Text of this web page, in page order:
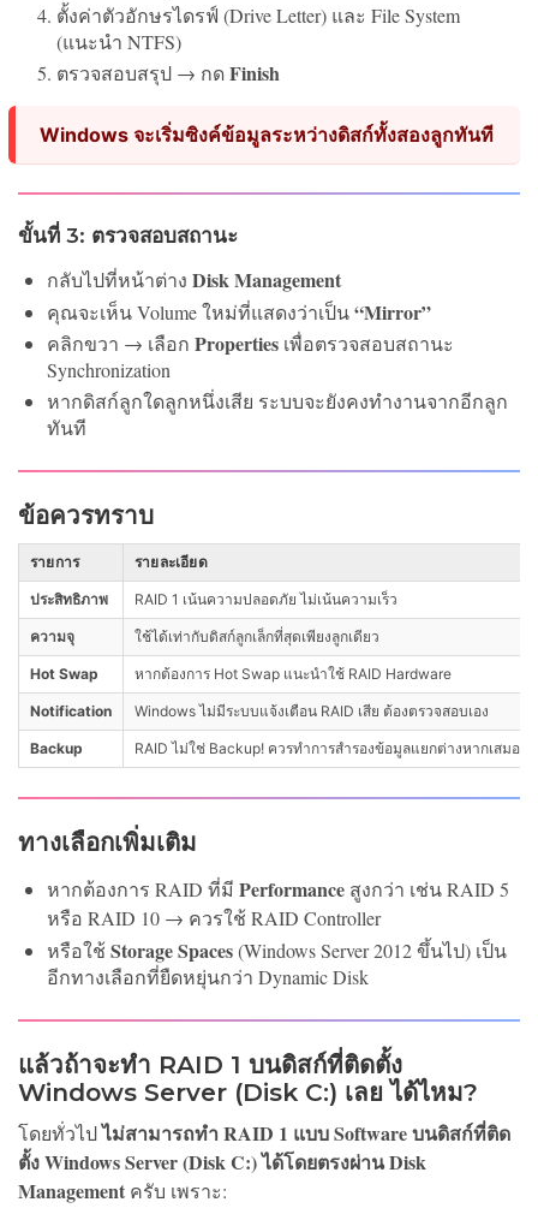
ตั้งค่าตัวอักษรไดรฟ์ (Drive Letter) และ File System
(แนะนำ NTFS)
ตรวจสอบสรุป → กดFinish
Windows จะเริ่มซิงค์ข้อมูลระหว่างดิสก์ทั้งสองลูกทันที
ขั้นที่ 3: ตรวจสอบสถานะ
กลับไปที่หน้าต่าง Disk Management
คุณจะเห็น Volume ใหม่ที่แสดงว่าเป็น“Mirror”
คลิกขวา → เลือก Properties เพื่อตรวจสอบสถานะ
Synchronization
หากดิสก์ลูกใดลูกหนึ่งเสีย ระบบจะยังคงทำงานจากอีกลูก
ทันที
ข้อควรทราบ
รายการ รายละเอียด
ประสิทธิภาพ RAID 1 เน้นความปลอดภัย ไม่เน้นความเร็ว
ความจุ ใช้ได้เท่ากับดิสก์ลูกเล็กที่สุดเพียงลูกเดียว
Hot Swap หากต้องการ Hot Swap แนะนำใช้ RAID Hardware
Notification Windows ไม่มีระบบแจ้งเตือน RAID เสีย ต้องตรวจสอบเอง
Backup RAID ไม่ใช่ Backup! ควรทำการสำรองข้อมูลแยกต่างหากเสมอ
ทางเลือกเพิ่มเติม
หากต้องการ RAID ที่มี Performance สูงกว่า เช่น RAID 5
หรือ RAID 10 → ควรใช้ RAID Controller
หรือใช้Storage Spaces(Windows Server 2012 ขึ้นไป) เป็น
อีกทางเลือกที่ยืดหยุ่นกว่า Dynamic Disk
แล้วถ้าจะทำ RAID 1 บนดิสก์ที่ติดตั้ง
Windows Server (Disk C:) เลย ได้ไหม?
โดยทั่วไปไม่สามารถทำ RAID 1 แบบ Software บนดิสก์ที่ติด
ตั้ง Windows Server (Disk C:) ได้โดยตรงผ่าน Disk
Management ครับ เพราะ: